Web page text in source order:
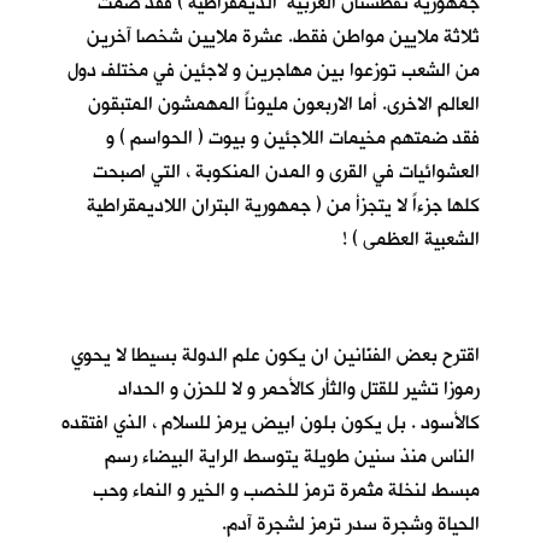
ثلاثة ملايين مواطن فقط. عشرة ملايين شخصا آخرين
من الشعب توزعوا بين مهاجرين و لاجئين في مختلف دول
العالم الاخرى. أما الاربعون مليوناً المهمشون المتبقون
فقد ضمتهم مخيمات اللاجئين و بيوت ( الحواسم ) و
العشوائيات في القرى و المدن المنكوبة ، التي اصبحت
كلها جزءاً لا يتجزأ من ( جمهورية البتران اللاديمقراطية
الشعبية العظمى ) !
اقترح بعض الفنّانين ان يكون علم الدولة بسيطا لا يحوي
رموزا تشير للقتل والثأر كالأحمر و لا للحزن و الحداد
كالأسود . بل يكون بلون ابيض يرمز للسلام ، الذي افتقده
الناس منذ سنين طويلة يتوسط الراية البيضاء رسم
مبسط لنخلة مثمرة ترمز للخصب و الخير و النماء وحب
الحياة وشجرة سدر ترمز لشجرة آدم.